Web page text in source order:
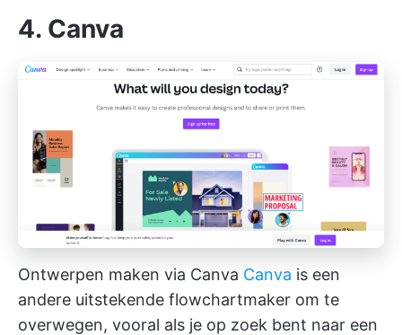
4. Canva
Ontwerpen maken via Canva Canva is een
andere uitstekende flowchartmaker om te
overwegen, vooral als je op zoek bent naar een